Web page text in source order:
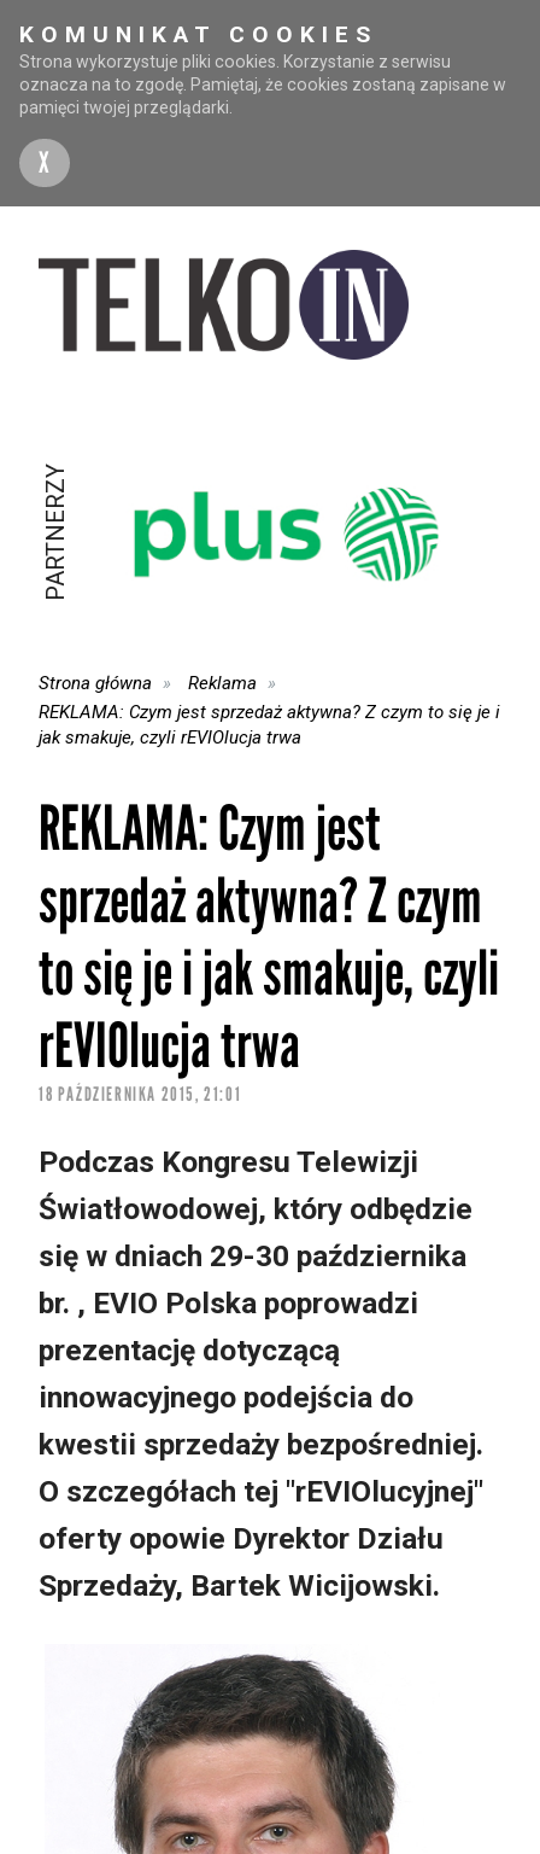
KOMUNIKAT COOKIES
Strona wykorzystuje pliki cookies. Korzystanie z serwisu
oznacza na to zgodę. Pamiętaj, że cookies zostaną zapisane w
pamięci twojej przeglądarki.
X
PARTNERZY
Strona główna
Reklama
REKLAMA: Czym jest sprzedaż aktywna? Z czym to się je i
jak smakuje, czyli rEVIOlucja trwa
REKLAMA: Czym jest
sprzedaż aktywna? Z czym
to się je i jak smakuje, czyli
rEVIOlucja trwa
18 PAŹDZIERNIKA 2015, 21:01
Podczas Kongresu Telewizji
Światłowodowej, który odbędzie
się w dniach 29-30 października
br. , EVIO Polska poprowadzi
prezentację dotyczącą
innowacyjnego podejścia do
kwestii sprzedaży bezpośredniej.
O szczegółach tej "rEVIOlucyjnej"
oferty opowie Dyrektor Działu
Sprzedaży, Bartek Wicijowski.